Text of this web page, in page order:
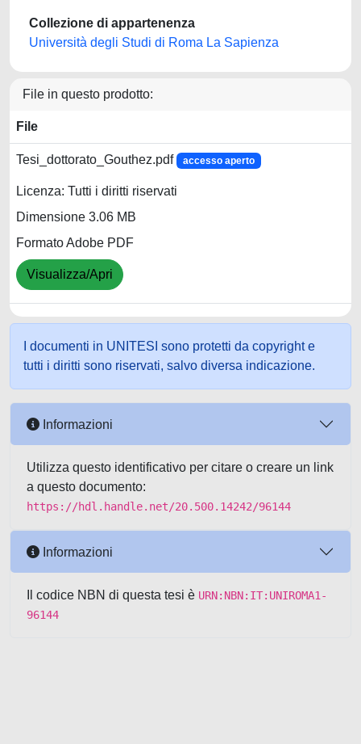
Collezione di appartenenza
Università degli Studi di Roma La Sapienza
File in questo prodotto:
File
Tesi_dottorato_Gouthez.pdf accesso aperto
Licenza: Tutti i diritti riservati
Dimensione 3.06 MB
Formato Adobe PDF
Visualizza/Apri
I documenti in UNITESI sono protetti da copyright e
tutti i diritti sono riservati, salvo diversa indicazione.
Informazioni
Utilizza questo identificativo per citare o creare un link
a questo documento:
https://hdl.handle.net/20.500.14242/96144
Informazioni
Il codice NBN di questa tesi è URN:NBN:IT:UNIROMA1-
96144